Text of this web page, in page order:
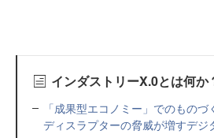
インダストリーX.0とは何か
「成果型エコノミー」でのもの
ディスラプターの脅威が増すデジ